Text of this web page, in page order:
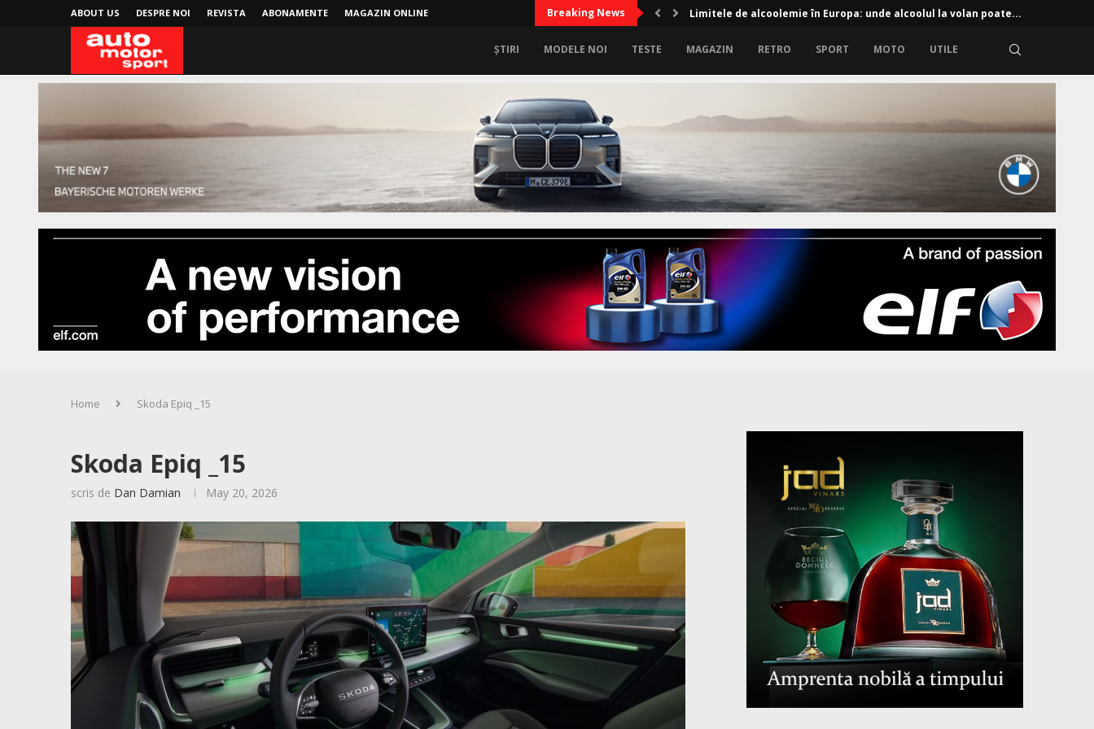
ABOUT US DESPRE NOI REVISTA ABONAMENTE MAGAZIN ONLINE Breaking News Limitele de alcoolemie în Europa: unde alcoolul la volan poate...
ȘTIRI MODELE NOI TESTE MAGAZIN RETRO SPORT MOTO UTILE
Home Skoda Epiq _15
Skoda Epiq _15
scris de Dan Damian May 20, 2026